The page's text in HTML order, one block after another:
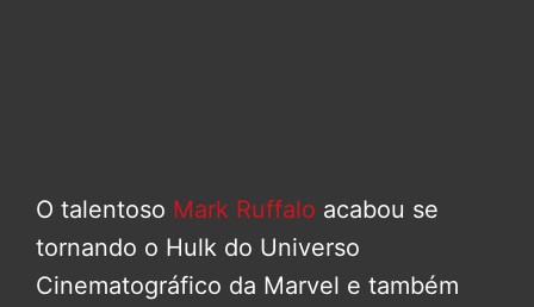
O talentoso Mark Ruffalo acabou se
tornando o Hulk do Universo
Cinematográfico da Marvel e também